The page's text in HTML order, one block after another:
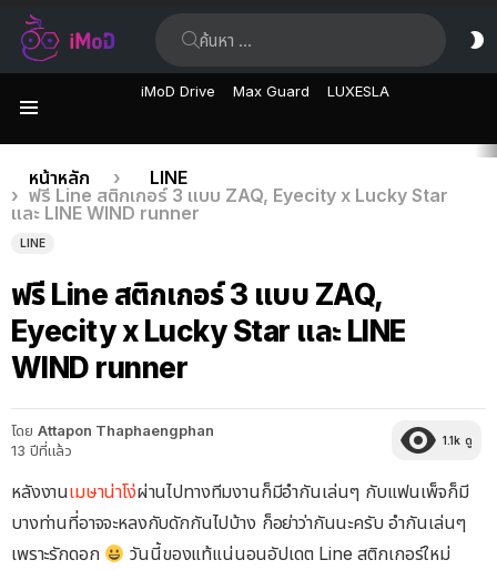
iMoD Drive Max Guard LUXESLA
เรื่อง
ล่าสุด
คุณอยู่ที่นี่:
หน้าหลัก
LINE
ฟรี Line สติกเกอร์ 3 แบบ ZAQ, Eyecity x Lucky Star
และ LINE WIND runner
LINE
ฟรี Line สติกเกอร์ 3 แบบ ZAQ,
Eyecity x Lucky Star และ LINE
WIND runner
โดย Attapon Thaphaengphan
13 ปีที่แล้ว
1.1k ดู
หลังงานเมษาน่าโง่ผ่านไปทางทีมงานก็มีอำกันเล่นๆ กับแฟนเพ็จก็มี
บางท่านที่อาจจะหลงกับดักกันไปบ้าง ก็อย่าว่ากันนะครับ อำกันเล่นๆ
เพราะรักดอก
วันนี้ของแท้แน่นอนอัปเดต Line สติกเกอร์ใหม่